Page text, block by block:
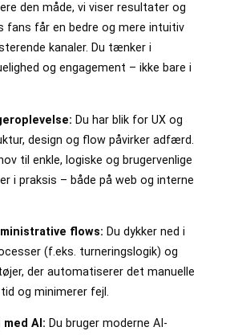
den måde, vi viser resultater og
fans får en bedre og mere intuitiv
kanaler. Du tænker i
og engagement – ikke bare i
Du har blik for UX og
design og flow påvirker adfærd.
til enkle, logiske og brugervenlige
i praksis – både på web og interne
flows: Du dykker ned i
(f.eks. turneringslogik) og
der automatiserer det manuelle
og minimerer fejl.
AI: Du bruger moderne AI-